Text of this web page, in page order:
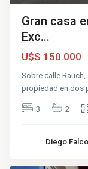
Gran casa
Exc...
U$S 150.000
Sobre calle
propiedad en dos
3 2
Diego